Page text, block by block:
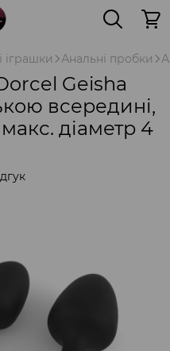
іграшки Анальні пробки
Geisha
всередині,
діаметр 4